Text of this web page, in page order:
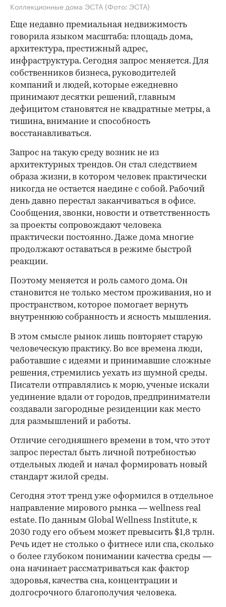
Коллекционные дома ЭСТА (Фото: ЭСТА)
Еще недавно премиальная недвижимость
говорила языком масштаба: площадь дома,
архитектура, престижный адрес,
инфраструктура. Сегодня запрос меняется. Для
собственников бизнеса, руководителей
компаний и людей, которые ежедневно
принимают десятки решений, главным
дефицитом становятся не квадратные метры, а
тишина, внимание и способность
восстанавливаться.
Запрос на такую среду возник не из
архитектурных трендов. Он стал следствием
образа жизни, в котором человек практически
никогда не остается наедине с собой. Рабочий
день давно перестал заканчиваться в офисе.
Сообщения, звонки, новости и ответственность
за проекты сопровождают человека
практически постоянно. Даже дома многие
продолжают оставаться в режиме быстрой
реакции.
Поэтому меняется и роль самого дома. Он
становится не только местом проживания, но и
пространством, которое помогает вернуть
внутреннюю собранность и ясность мышления.
В этом смысле рынок лишь повторяет старую
человеческую практику. Во все времена люди,
работавшие с идеями и принимавшие сложные
решения, стремились уехать из шумной среды.
Писатели отправлялись к морю, ученые искали
уединение вдали от городов, предприниматели
создавали загородные резиденции как место
для размышлений и работы.
Отличие сегодняшнего времени в том, что этот
запрос перестал быть личной потребностью
отдельных людей и начал формировать новый
стандарт жилой среды.
Сегодня этот тренд уже оформился в отдельное
направление мирового рынка — wellness real
estate. По данным Global Wellness Institute, к
2030 году его объем может превысить $1,8 трлн.
Речь идет не столько о фитнесе или спа, сколько
о более глубоком понимании качества среды —
она начинает рассматриваться как фактор
здоровья, качества сна, концентрации и
долгосрочного благополучия человека.